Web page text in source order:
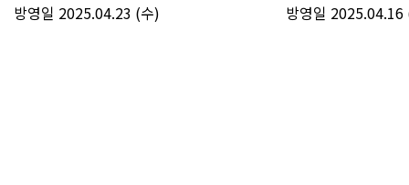
방영일 2025.04.23 (수) 방영일 2025.04.16